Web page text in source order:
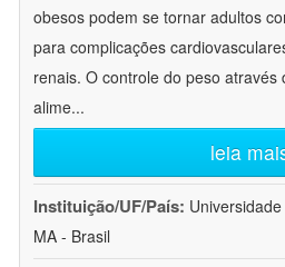
obesos podem se tornar adultos
para complicações
renais. O controle do peso
alime...
leia
Instituição/UF/País:
MA - Brasil